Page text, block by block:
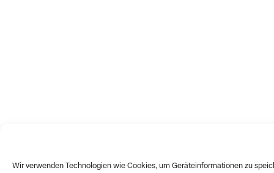
Wir verwenden Technologien wie Cookies, um Geräteinformationen zu